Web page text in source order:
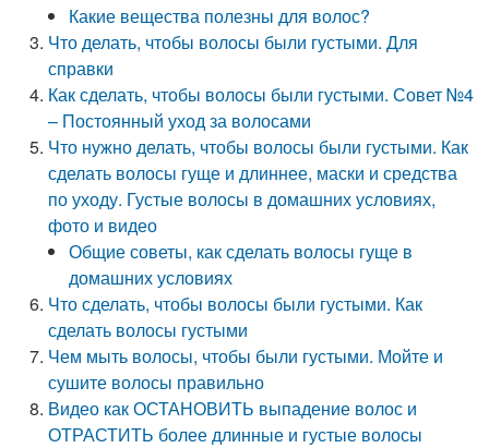
Какие вещества полезны для волос?
Что делать, чтобы волосы были густыми. Для
справки
Как сделать, чтобы волосы были густыми. Совет №4
– Постоянный уход за волосами
Что нужно делать, чтобы волосы были густыми. Как
сделать волосы гуще и длиннее, маски и средства
по уходу. Густые волосы в домашних условиях,
фото и видео
Общие советы, как сделать волосы гуще в
домашних условиях
Что сделать, чтобы волосы были густыми. Как
сделать волосы густыми
Чем мыть волосы, чтобы были густыми. Мойте и
сушите волосы правильно
Видео как ОСТАНОВИТЬ выпадение волос и
ОТРАСТИТЬ более длинные и густые волосы